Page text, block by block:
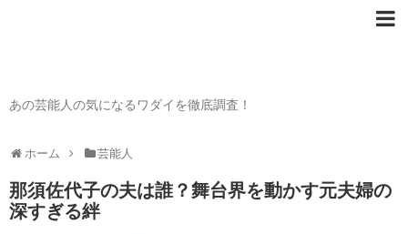
あの芸能人の気になるワダイを徹底調査！
ホーム 芸能人
那須佐代子の夫は誰？舞台界を動かす元夫婦の
深すぎる絆